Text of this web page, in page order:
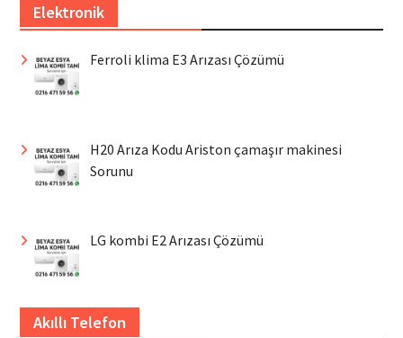
Elektronik
Ferroli klima E3 Arızası Çözümü
H20 Arıza Kodu Ariston çamaşır makinesi
Sorunu
LG kombi E2 Arızası Çözümü
Akıllı Telefon